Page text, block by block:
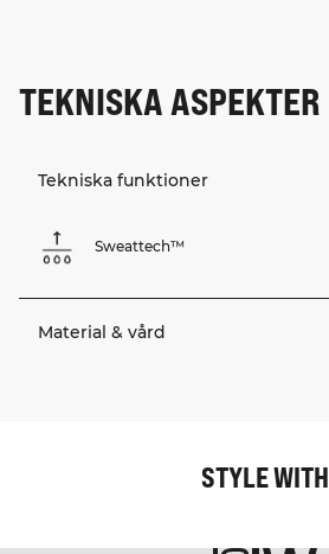
TEKNISKA ASPEKTER
Tekniska funktioner
Sweattech™
Material & vård
STYLE WITH